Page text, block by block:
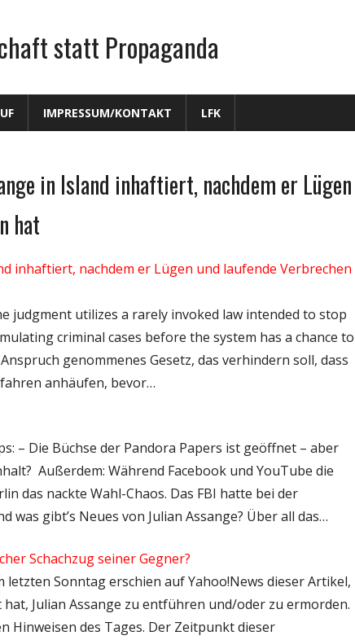
statt Propaganda
IMPRESSUM/KONTAKT LFK
in Island inhaftiert, nachdem er Lügen
hat
inhaftiert, nachdem er Lügen und laufende Verbrechen
judgment utilizes a rar­ely in­vo­ked law in­t­ended to stop
crim­inal cases before the system has a chance to
genommenes Gesetz, das verhindern soll, dass
anhäufen, bevor…
– Die Büchse der Pandora Papers ist geöffnet – aber
Außerdem: Während Facebook und YouTube die
das nackte Wahl-Chaos. Das FBI hatte bei der
was gibt’s Neues von Julian Assange? Über all das…
Schachzug seiner Gegner?
letzten Sonntag erschien auf Yahoo!News dieser Artikel,
Julian Assange zu entführen und/oder zu ermorden.
Hinweisen des Tages. Der Zeitpunkt dieser